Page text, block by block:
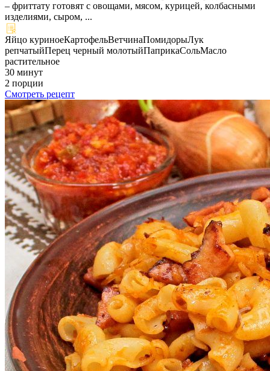
– фриттату готовят с овощами, мясом, курицей, колбасными
изделиями, сыром, ...
Яйцо куриноеКартофельВетчинаПомидорыЛук
репчатыйПерец черный молотыйПаприкаСольМасло
растительное
30 минут
2 порции
Смотреть рецепт